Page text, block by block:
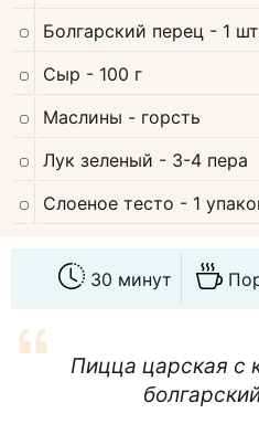
Болгарский перец - 1
Сыр - 100 г
Маслины - горсть
Лук зеленый - 3-4 пера
Слоеное тесто - 1
30 минут
Пицца царская с